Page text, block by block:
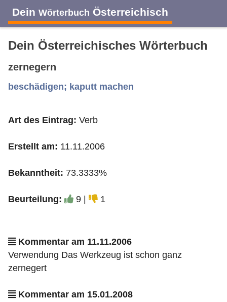
Dein Wörterbuch Österreichisch
A B C D E F
J K L M
Dein Österreichisches Wörterbuch
zernegern
beschädigen; kaputt machen
Art des Eintrag: Verb
Erstellt am: 11.11.2006
Bekanntheit: 73.3333%
Beurteilung: 9 | 1
Kommentar am 11.11.2006
Verwendung Das Werkzeug ist schon ganz
zernegert
Kommentar am 15.01.2008